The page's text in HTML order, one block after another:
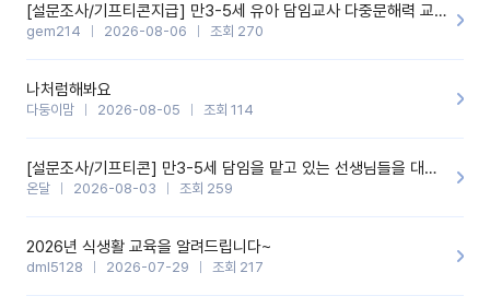
[설문조사/기프티콘지급] 만3-5세 유아 담임교사 다중문해력 교육 증진을 위한 설문조사
gem214 2026-08-06 조회 270
나처럼해봐요
다둥이맘 2026-08-05 조회 114
[설문조사/기프티콘] 만3-5세 담임을 맡고 있는 선생님들을 대상으로 설문조사를 합니다!
온달 2026-08-03 조회 259
2026년 식생활 교육을 알려드립니다~
dml5128 2026-07-29 조회 217